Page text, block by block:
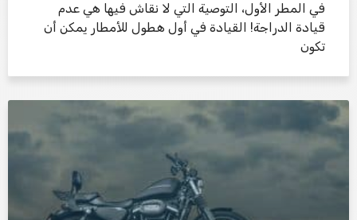
في المطر الأول، التوصية التي لا نقاش فيها هي عدم
قيادة الدراجة! القيادة في أول هطول للأمطار يمكن أن
تكون